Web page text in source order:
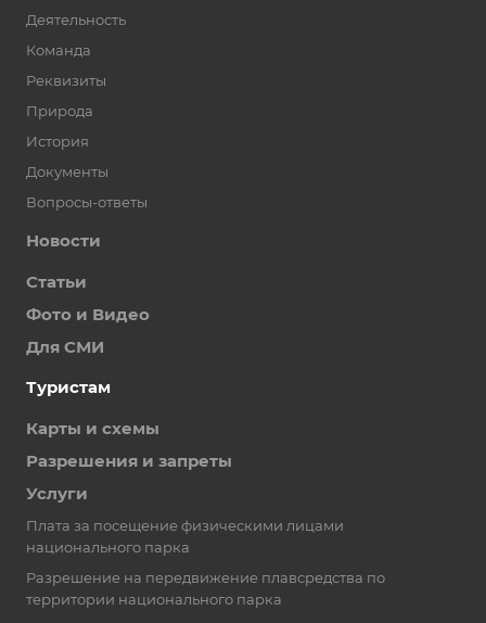
Деятельность
Команда
Реквизиты
Природа
История
Документы
Вопросы-ответы
Новости
Статьи
Фото и Видео
Для СМИ
Туристам
Карты и схемы
Разрешения и запреты
Услуги
Плата за посещение физическими лицами
национального парка
Разрешение на передвижение плавсредства по
территории национального парка